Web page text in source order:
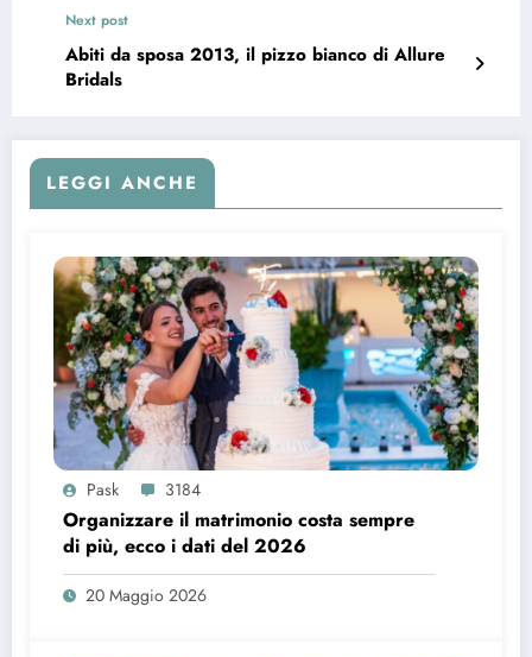
Next post
Abiti da sposa 2013, il pizzo bianco di Allure
Bridals
LEGGI ANCHE
Pask 3184
Organizzare il matrimonio costa sempre
di più, ecco i dati del 2026
20 Maggio 2026